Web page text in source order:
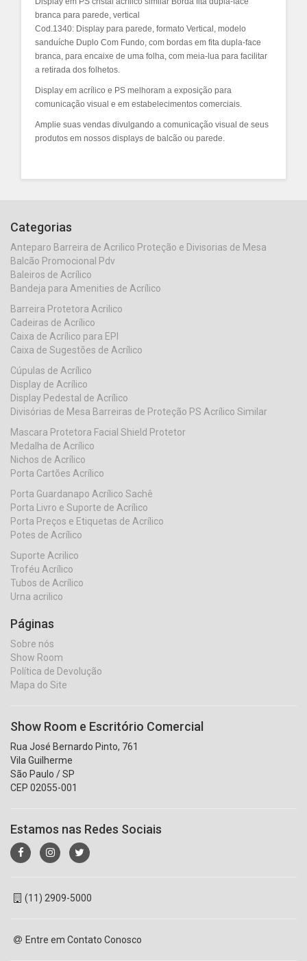
branca para parede, vertical
Cod.1340: Display para parede, formato Vertical, modelo
sanduíche Duplo Com Fundo, com bordas em fita dupla-face
branca, para encaixe de uma folha, com meia-lua para facilitar
a retirada dos folhetos.
Display em acrílico e PS melhoram a exposição para
comunicação visual e em estabelecimentos comerciais.
Amplie suas vendas divulgando a comunicação visual de seus
produtos em nossos displays de balcão ou parede.
Categorias
Anteparo Barreira de Acrilico Proteção e Divisorias de Mesa
Balcão Promocional Pdv
Baleiros de Acrílico
Bandeja para Amenities de Acrílico
Barreira Protetora Acrilico
Cadeiras de Acrílico
Caixa de Acrílico para EPI
Caixa de Sugestões de Acrílico
Cúpulas de Acrílico
Display de Acrílico
Display Pedestal de Acrílico
Divisórias de Mesa Barreiras de Proteção PS Acrílico Similar
Mascara Protetora Facial Shield Protetor
Medalha de Acrílico
Nichos de Acrílico
Porta Cartões Acrílico
Porta Guardanapo Acrílico Sachê
Porta Livro e Suporte de Acrílico
Porta Preços e Etiquetas de Acrílico
Potes de Acrílico
Suporte Acrilico
Troféu Acrílico
Tubos de Acrílico
Urna acrilico
Páginas
Sobre nós
Show Room
Política de Devolução
Mapa do Site
Show Room e Escritório Comercial
Rua José Bernardo Pinto, 761
Vila Guilherme
São Paulo / SP
CEP 02055-001
Estamos nas Redes Sociais
(11) 2909-5000
Entre em Contato Conosco